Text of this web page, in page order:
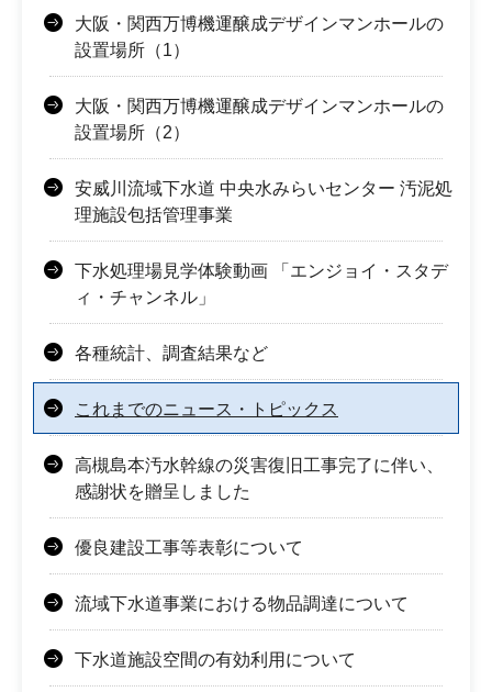
大阪・関西万博機運醸成デザインマンホールの
設置場所（1）
大阪・関西万博機運醸成デザインマンホールの
設置場所（2）
安威川流域下水道 中央水みらいセンター 汚泥処
理施設包括管理事業
下水処理場見学体験動画 「エンジョイ・スタデ
ィ・チャンネル」
各種統計、調査結果など
これまでのニュース・トピックス
高槻島本汚水幹線の災害復旧工事完了に伴い、
感謝状を贈呈しました
優良建設工事等表彰について
流域下水道事業における物品調達について
下水道施設空間の有効利用について